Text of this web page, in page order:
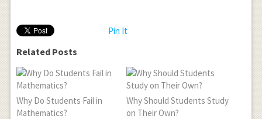
Pin It
Related Posts
Why Do Students Fail in
Mathematics?
Why Should Students Study
on Their Own?